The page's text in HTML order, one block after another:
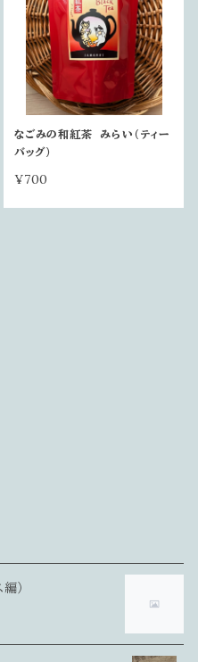
なごみの和紅茶 みらい（ティー
バッグ）
¥700
）